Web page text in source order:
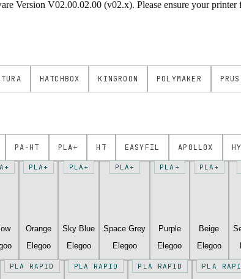
Version V02.00.02.00 (v02.x). Please ensure your
HATCHBOX KINGROON POLYMAKER
PA-HT PLA+ HT EASYFIL APOLLOX
PLA+
Orange
Elegoo
PLA+
Sky Blue
Elegoo
PLA+
Space Grey
Elegoo
PLA+
Purple
Elegoo
PLA+
Beige
Elegoo
PLA RAPID PLA RAPID PLA RAPID PLA